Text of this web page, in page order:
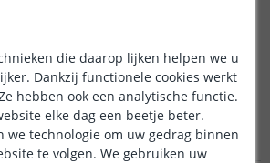
onze
Bridge heeft.
oktober 2025
die daarop lijken helpen we u
Dankzij functionele cookies werkt
hebben ook een analytische functie.
elke dag een beetje beter.
we technologie om uw gedrag binnen
te volgen. We gebruiken uw